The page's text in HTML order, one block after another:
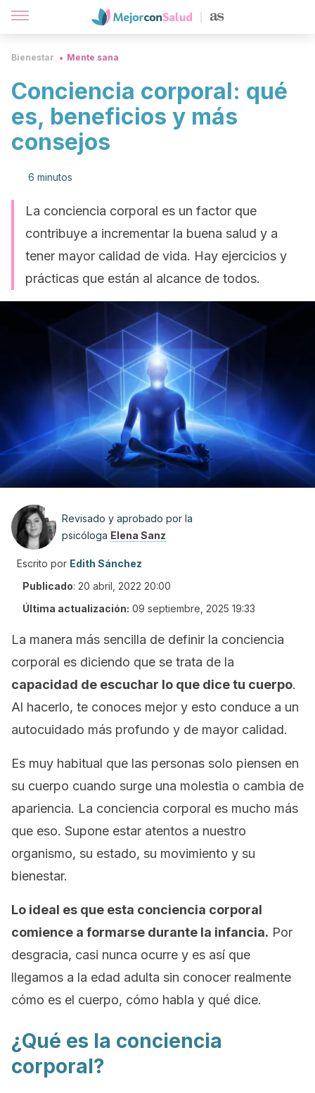
Bienestar Mente sana
Conciencia corporal: qué
es, beneficios y más
consejos
6 minutos
La conciencia corporal es un factor que
contribuye a incrementar la buena salud y a
tener mayor calidad de vida. Hay ejercicios y
prácticas que están al alcance de todos.
Revisado y aprobado por la
psicóloga Elena Sanz
Escrito por Edith Sánchez
Publicado: 20 abril, 2022 20:00
Última actualización: 09 septiembre, 2025 19:33
La manera más sencilla de definir la conciencia
corporal es diciendo que se trata de la
capacidad de escuchar lo que dice tu cuerpo.
Al hacerlo, te conoces mejor y esto conduce a un
autocuidado más profundo y de mayor calidad.
Es muy habitual que las personas solo piensen en
su cuerpo cuando surge una molestia o cambia de
apariencia. La conciencia corporal es mucho más
que eso. Supone estar atentos a nuestro
organismo, su estado, su movimiento y su
bienestar.
Lo ideal es que esta conciencia corporal
comience a formarse durante la infancia. Por
desgracia, casi nunca ocurre y es así que
llegamos a la edad adulta sin conocer realmente
cómo es el cuerpo, cómo habla y qué dice.
¿Qué es la conciencia
corporal?